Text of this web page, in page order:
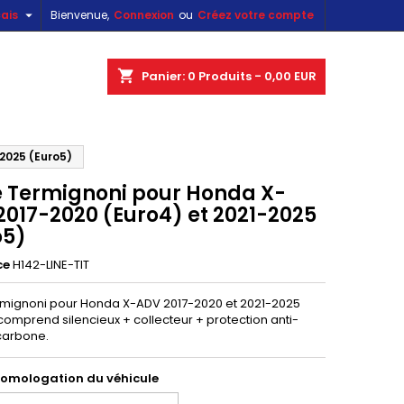
Bienvenue, Connexion ou Créez votre compte

shopping_cart Panier: 0 Produits - 0,00 EUR
(Euro5)
Termignoni pour Honda X-
2020 (Euro4) et 2021-2025
H142-LINE-TIT
pour Honda X-ADV 2017-2020 et 2021-2025
silencieux + collecteur + protection anti-
du véhicule